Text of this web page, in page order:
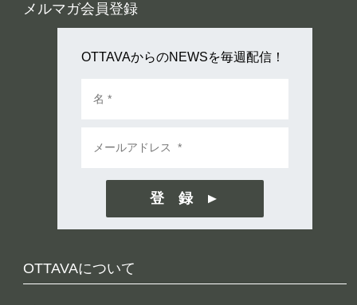
OTTAVAについて
メルマガ会員登録
OTTAVAからのNEWSを毎週配信！
登 録